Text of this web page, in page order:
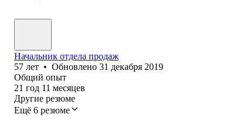
Начальник отдела продаж
57 лет • Обновлено 31 декабря 2019
Общий опыт
21 год 11 месяцев
Другие резюме
Ещё 6 резюме